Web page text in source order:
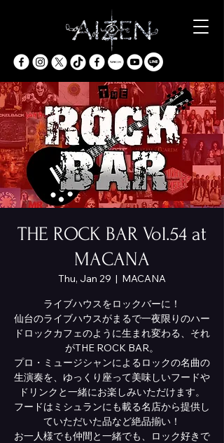
THE ROCK BAR Vol.54 at
MACANA
Thu, Jan 29
  |
MACANA
ライブハウスをロックバーに！
仙台のライブハウスがまるで一夜限りのハー
ドロックカフェのように生まれ変わる、それ
がTHE ROCK BAR。
プロ・ミュージシャンによるロックの名曲の
生演奏を、ゆっくり座って美味しいフードや
ドリンクと一緒にお楽しみいただけます。
フードはミシュランにも載る名店から提供し
ていただいた品など絶品揃い！
お一人様でも仲間と一緒でも、ロック好きで